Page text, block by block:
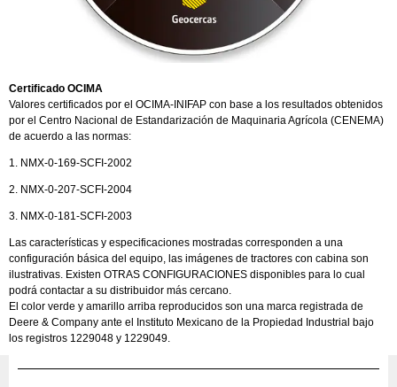
Certificado OCIMA
Valores certificados por el OCIMA-INIFAP con base a los resultados obtenidos
por el Centro Nacional de Estandarización de Maquinaria Agrícola (CENEMA)
de acuerdo a las normas:
1. NMX-0-169-SCFI-2002
2. NMX-0-207-SCFI-2004
3. NMX-0-181-SCFI-2003
Las características y especificaciones mostradas corresponden a una
configuración básica del equipo, las imágenes de tractores con cabina son
ilustrativas. Existen OTRAS CONFIGURACIONES disponibles para lo cual
podrá contactar a su distribuidor más cercano.
El color verde y amarillo arriba reproducidos son una marca registrada de
Deere & Company ante el Instituto Mexicano de la Propiedad Industrial bajo
los registros 1229048 y 1229049.